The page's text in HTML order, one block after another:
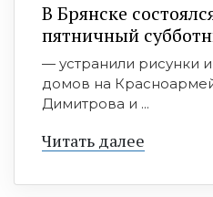
В Брянске
пятничный
— устранили рисунки
домов на
Димитрова и ...
Читать далее